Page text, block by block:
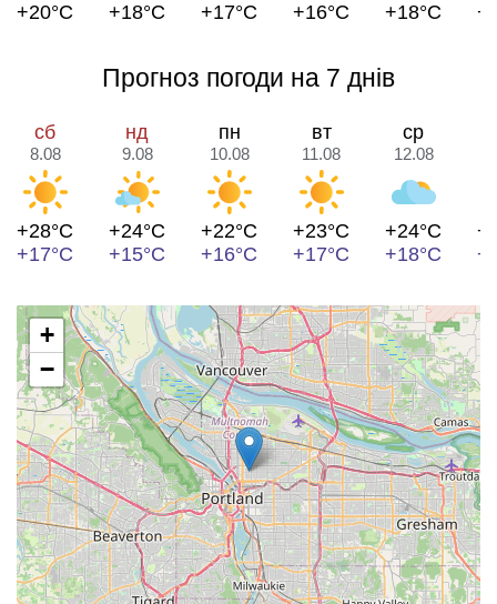
+20°C +18°C +17°C +16°C +18°C
Прогноз погоди на 7 днів
сб
8.08
+28°C
+17°C
нд
9.08
+24°C
+15°C
пн
10.08
+22°C
+16°C
вт
11.08
+23°C
+17°C
ср
12.08
+24°C
+18°C
+
−